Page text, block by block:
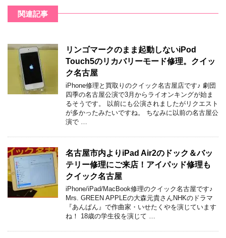
関連記事
リンゴマークのまま起動しないiPod
Touch5のリカバリーモード修理。クイッ
ク名古屋
iPhone修理と買取りのクイック名古屋店です♪ 劇団
四季の名古屋公演で3月からライオンキングが始ま
るそうです。 以前にも公演されましたがリクエスト
が多かったみたいですね。 ちなみに以前の名古屋公
演で …
名古屋市内よりiPad Air2のドック＆バッ
テリー修理にご来店！アイパッド修理も
クイック名古屋
iPhone/iPad/MacBook修理のクイック名古屋です♪
Mrs. GREEN APPLEの大森元貴さんNHKのドラマ
『あんぱん』で作曲家・いせたくやを演じています
ね！ 18歳の学生役を演じて …